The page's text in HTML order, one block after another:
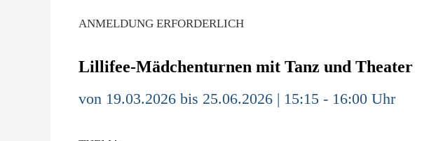
ANMELDUNG ERFORDERLICH
Lillifee-Mädchenturnen mit Tanz und Theater
von 19.03.2026 bis 25.06.2026 | 15:15 - 16:00 Uhr